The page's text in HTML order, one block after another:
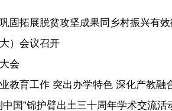
固拓展脱贫攻坚成果同乡村振兴有
）会议召开
会
教育工作 突出办学特色 深化产教融
中国”锦护臂出土三十周年学术交流活